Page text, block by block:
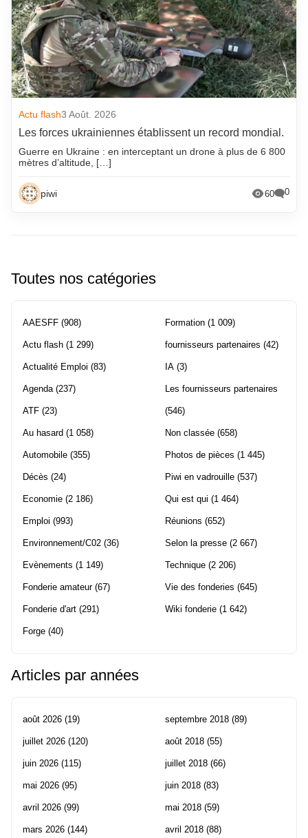
Actu flash3 Août. 2026
Les forces ukrainiennes établissent un record mondial.
Guerre en Ukraine : en interceptant un drone à plus de 6 800
mètres d’altitude, […]
piwi 60 0
Toutes nos catégories
AAESFF (908)
Actu flash (1 299)
Actualité Emploi (83)
Agenda (237)
ATF (23)
Au hasard (1 058)
Automobile (355)
Décès (24)
Economie (2 186)
Emploi (993)
Environnement/C02 (36)
Evènements (1 149)
Fonderie amateur(67)
Fonderie d'art (291)
Forge (40)
Formation (1 009)
fournisseurs partenaires (42)
IA (3)
Les fournisseurs partenaires
(546)
Non classée (658)
Photos de pièces (1 445)
Piwi en vadrouille (537)
Qui est qui (1 464)
Réunions (652)
Selon la presse (2 667)
Technique (2 206)
Vie des fonderies (645)
Wiki fonderie (1 642)
Articles par années
août 2026 (19)
juillet 2026 (120)
juin 2026 (115)
mai 2026 (95)
avril 2026 (99)
mars 2026 (144)
septembre 2018 (89)
août 2018 (55)
juillet 2018 (66)
juin 2018 (83)
mai 2018 (59)
avril 2018 (88)